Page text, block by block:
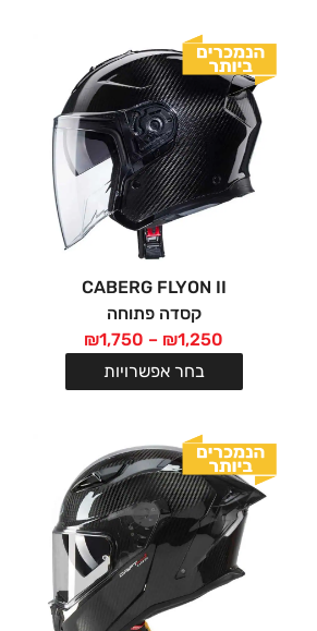
CABERG FLYON II
קסדה פתוחה
₪1,250
–
₪1,750
בחר אפשרויות